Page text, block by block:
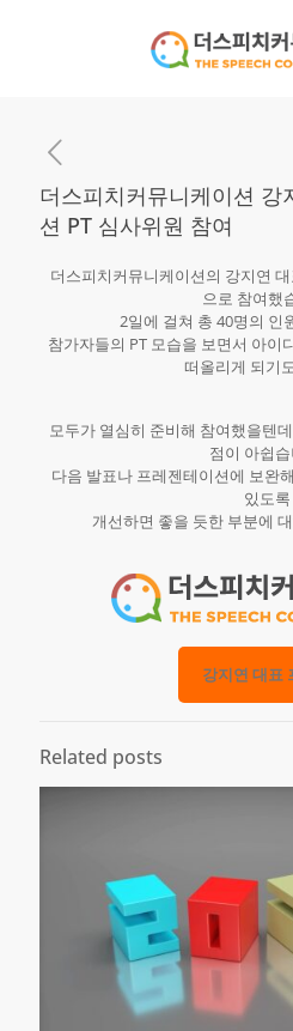
더스피치커뮤니케이션 강
션 PT 심사위원 참여
더스피치커뮤니케이션의 강지연
으로 참여했
2일에 걸쳐 총 40명의 인
참가자들의 PT 모습을 보면서 아이
떠올리게 되기
모두가 열심히 준비해 참여했을텐
점이 아쉽
다음 발표나 프레젠테이션에 보완
있도록
개선하면 좋을 듯한 부분에
강지연 대표
Related posts